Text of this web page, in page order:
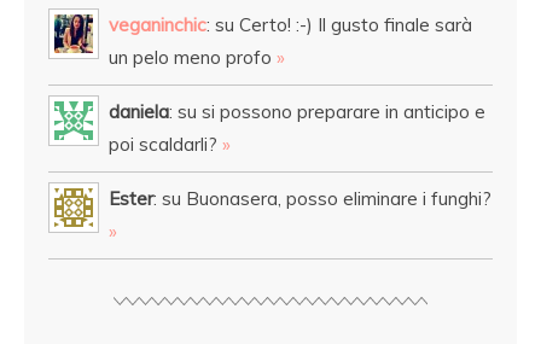
veganinchic: su Certo! :-) Il gusto finale sarà
un pelo meno profo »
daniela: su si possono preparare in anticipo e
poi scaldarli? »
Ester: su Buonasera, posso eliminare i funghi?
»